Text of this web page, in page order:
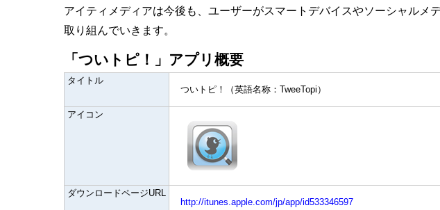
アイティメディアは今後も、ユーザーがスマートデバイスやソーシャル
取り組んでいきます。
「ついトピ！」アプリ概要
タイトル
ついトピ！（英語名称：TweeTopi）
アイコン
ダウンロードページURL
http://itunes.apple.com/jp/app/id533346597